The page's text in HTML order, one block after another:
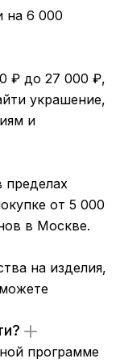
на 6 000
₽ до 27 000 ₽,
украшение,
и
пределах
от 5 000
в Москве.
на изделия,
программе